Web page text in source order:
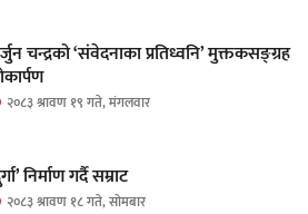
चन्द्रको ‘संवेदनाका प्रतिध्वनि’ मुक्तकसङ्ग्रह
२०८३ श्रावण १९ गते, मंगलवार
निर्माण गर्दै सम्राट
२०८३ श्रावण १८ गते, सोमबार